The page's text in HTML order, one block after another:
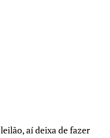
aí deixa de fazer